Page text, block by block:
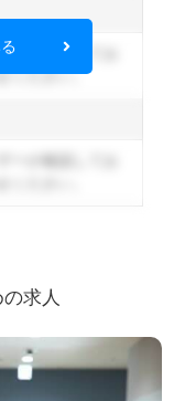
ーが確認してお
ください。
求人